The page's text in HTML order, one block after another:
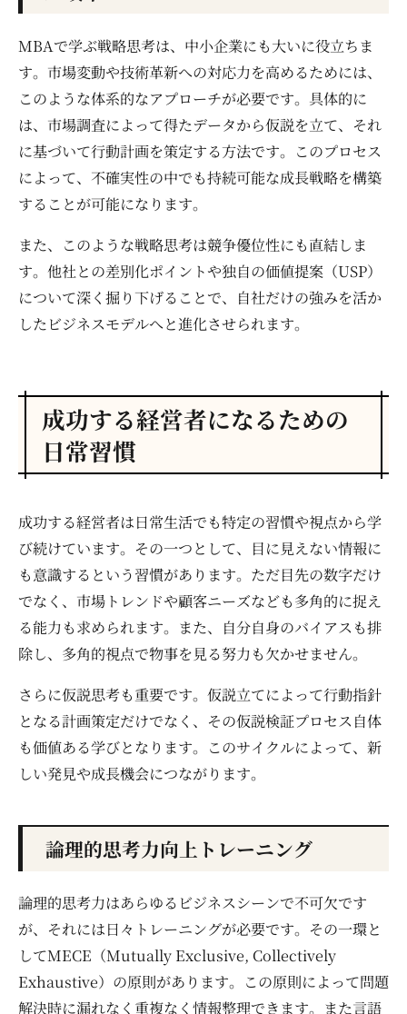
MBAで学ぶ戦略思考は、中小企業にも大いに役立ちま
す。市場変動や技術革新への対応力を高めるためには、
このような体系的なアプローチが必要です。具体的に
は、市場調査によって得たデータから仮説を立て、それ
に基づいて行動計画を策定する方法です。このプロセス
によって、不確実性の中でも持続可能な成長戦略を構築
することが可能になります。
また、このような戦略思考は競争優位性にも直結しま
す。他社との差別化ポイントや独自の価値提案（USP）
について深く掘り下げることで、自社だけの強みを活か
したビジネスモデルへと進化させられます。
成功する経営者になるための
日常習慣
成功する経営者は日常生活でも特定の習慣や視点から学
び続けています。その一つとして、目に見えない情報に
も意識するという習慣があります。ただ目先の数字だけ
でなく、市場トレンドや顧客ニーズなども多角的に捉え
る能力も求められます。また、自分自身のバイアスも排
除し、多角的視点で物事を見る努力も欠かせません。
さらに仮説思考も重要です。仮説立てによって行動指針
となる計画策定だけでなく、その仮説検証プロセス自体
も価値ある学びとなります。このサイクルによって、新
しい発見や成長機会につながります。
論理的思考力向上トレーニング
論理的思考力はあらゆるビジネスシーンで不可欠です
が、それには日々トレーニングが必要です。その一環と
してMECE（Mutually Exclusive, Collectively
Exhaustive）の原則があります。この原則によって問題
解決時に漏れなく重複なく情報整理できます。また言語